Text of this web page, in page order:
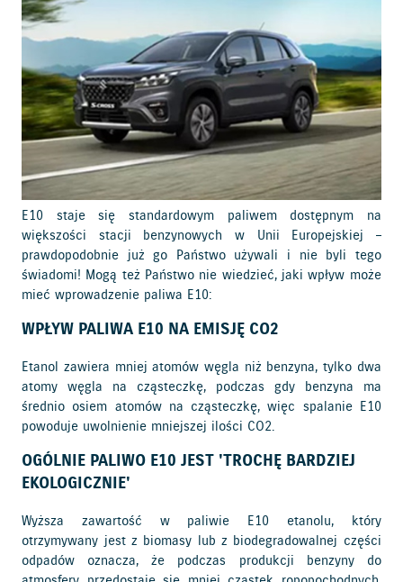
E10 staje się standardowym paliwem dostępnym na
większości stacji benzynowych w Unii Europejskiej –
prawdopodobnie już go Państwo używali i nie byli tego
świadomi! Mogą też Państwo nie wiedzieć, jaki wpływ może
mieć wprowadzenie paliwa E10:
WPŁYW PALIWA E10 NA EMISJĘ CO2
Etanol zawiera mniej atomów węgla niż benzyna, tylko dwa
atomy węgla na cząsteczkę, podczas gdy benzyna ma
średnio osiem atomów na cząsteczkę, więc spalanie E10
powoduje uwolnienie mniejszej ilości CO2.
OGÓLNIE PALIWO E10 JEST 'TROCHĘ BARDZIEJ
EKOLOGICZNIE'
Wyższa zawartość w paliwie E10 etanolu, który
otrzymywany jest z biomasy lub z biodegradowalnej części
odpadów oznacza, że podczas produkcji benzyny do